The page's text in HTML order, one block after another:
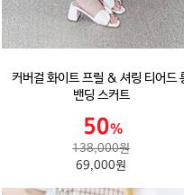
커버걸 화이트 프릴 & 셔링 티어드
밴딩 스커트
138,000원
69,000원